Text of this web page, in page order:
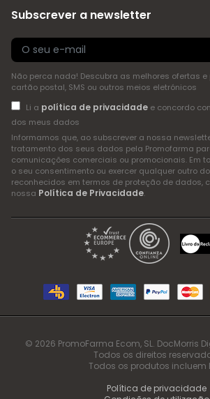
Subscrever a newsletter
Não perca nada! Descubra as melhores ofertas
cartão postal, SMS ou outros meios eletrónicos
Li a política de privacidadee concordo
dos meus dados
Informamos que, ao subscrever a nossa
tratamento dos seus dados pela Promofarma
comunicações comerciais ou promocionais. Em
o seu consentimento ou exercer qualquer outro
reconhecidos em termos de proteção de dados,
nossa Política de Privacidade.
© 2026 PromoFarma Ecom, SL. DocMorris
Todos os direitos
Todos os produtos incluem
Política de privacidade